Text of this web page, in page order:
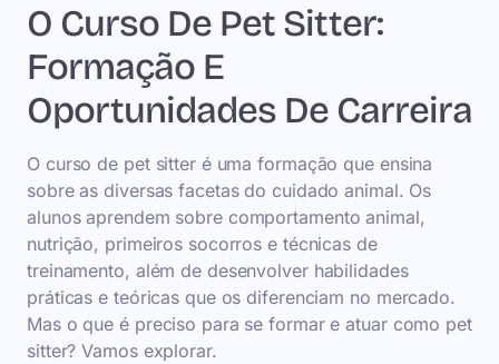
O Curso De Pet Sitter:
Formação E
Oportunidades De Carreira
O curso de pet sitter é uma formação que ensina
sobre as diversas facetas do cuidado animal. Os
alunos aprendem sobre comportamento animal,
nutrição, primeiros socorros e técnicas de
treinamento, além de desenvolver habilidades
práticas e teóricas que os diferenciam no mercado.
Mas o que é preciso para se formar e atuar como pet
sitter? Vamos explorar.